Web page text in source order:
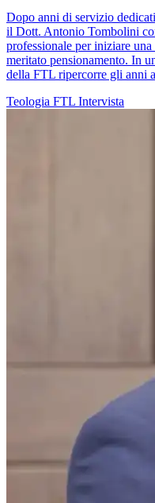
Dopo anni di servizio
il Dott. Antonio Tombolini
professionale per iniziare
meritato pensionamento. In
della FTL ripercorre gli anni
Teologia FTL Intervista